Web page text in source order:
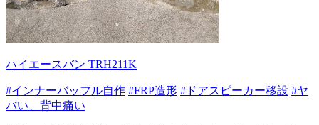
ハイエースバン TRH211K
#インナーバッフル自作 #FRP造形 #ドアスピーカー移設 #ヤ
バい、背中痛い